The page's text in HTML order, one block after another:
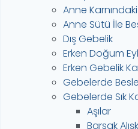
Anne
Anne Sütü İle
Dış Gebelik
Erken Doğum
Erken Gebelik
Gebelerde
Gebelerde Sık
Aşılar
Barsak